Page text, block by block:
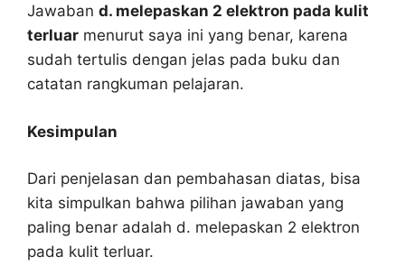
Jawaban d. melepaskan 2 elektron pada kulit
terluar menurut saya ini yang benar, karena
sudah tertulis dengan jelas pada buku dan
catatan rangkuman pelajaran.
Kesimpulan
Dari penjelasan dan pembahasan diatas, bisa
kita simpulkan bahwa pilihan jawaban yang
paling benar adalah d. melepaskan 2 elektron
pada kulit terluar.